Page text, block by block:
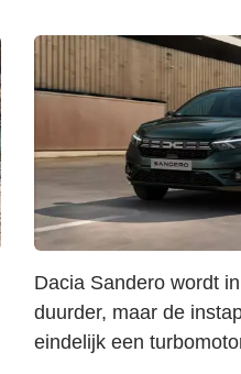
Dacia Sandero wordt
duurder, maar de
eindelijk een